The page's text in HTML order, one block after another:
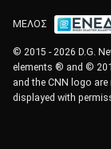
ΜΕΛΟΣ
© 2015 - 2026 D.G.
elements ® and ©
and the CNN logo are
displayed with